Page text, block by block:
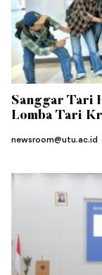
Sanggar Tari
Lomba Tari
newsroom@utu.ac.id